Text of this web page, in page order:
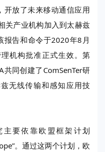
开放了未来移动通信应用
关产业机构加入到太赫兹
报告和命令于2020年8月
机构批准正式生效。第
共同创建了ComSenTer研
无线传输和感知应用技
要依靠欧盟框架计划
。通过这两个计划，欧